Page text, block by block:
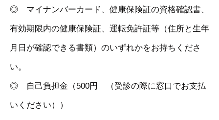
◎ マイナンバーカード、健康保険証の資格確認書、
有効期限内の健康保険証、運転免許証等（住所と生年
月日が確認できる書類）のいずれかをお持ちくださ
い。
◎ 自己負担金（500円 （受診の際に窓口でお支払
いください））